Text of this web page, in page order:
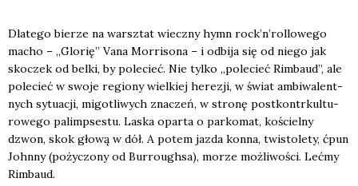
Dla­te­go bie­rze na warsz­tat wiecz­ny hymn roc­k’n’rol­lo­we­go
macho – „Glo­rię” Vana Mor­ri­so­na – i odbi­ja się od nie­go jak
sko­czek od bel­ki, by pole­cieć. Nie tyl­ko „pole­cieć Rim­baud”, ale
pole­cieć w swo­je regio­ny wiel­kiej here­zji, w świat ambi­wa­lent­
nych sytu­acji, migo­tli­wych zna­czeń, w stro­nę post­kontr­kul­tu­
ro­we­go palimp­se­stu. Laska opar­ta o par­ko­mat, kościel­ny
dzwon, skok gło­wą w dół. A potem jaz­da kon­na, twi­sto­le­ty, ćpun
John­ny (poży­czo­ny od Bur­ro­ugh­sa), morze moż­li­wo­ści. Leć­my
Rim­baud.